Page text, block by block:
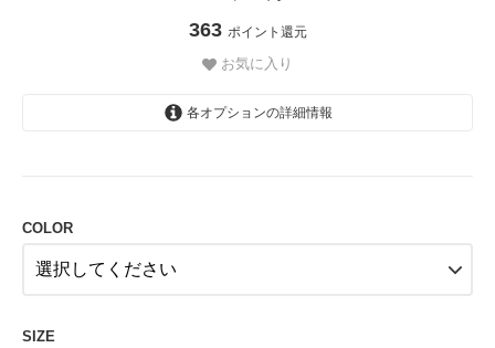
363 ポイント還元
お気に入り
各オプションの詳細情報
COLOR
SIZE